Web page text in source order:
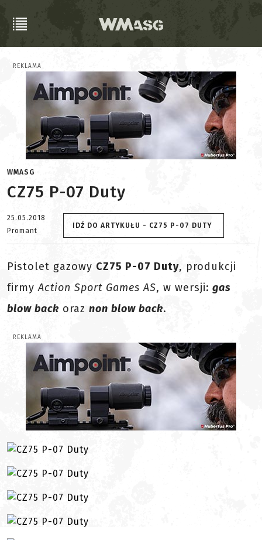
REKLAMA
WMASG
CZ75 P-07 Duty
25.05.2018
Promant
IDŹ DO ARTYKUŁU - CZ75 P-07 DUTY
Pistolet gazowy CZ75 P-07 Duty, produkcji
firmyAction Sport Games AS, w wersji: gas
blow back oraz non blow back.
REKLAMA